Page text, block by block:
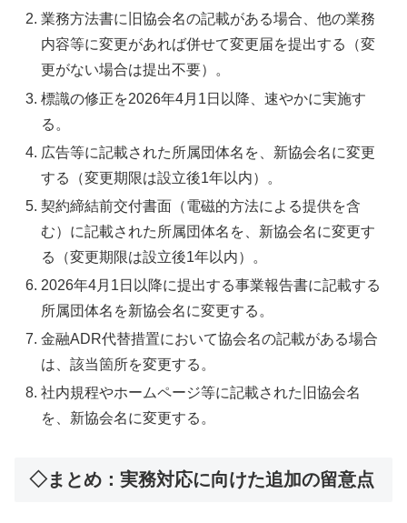
業務方法書に旧協会名の記載がある場合、他の業務
内容等に変更があれば併せて変更届を提出する（変
更がない場合は提出不要）。
標識の修正を2026年4月1日以降、速やかに実施す
る。
広告等に記載された所属団体名を、新協会名に変更
する（変更期限は設立後1年以内）。
契約締結前交付書面（電磁的方法による提供を含
む）に記載された所属団体名を、新協会名に変更す
る（変更期限は設立後1年以内）。
2026年4月1日以降に提出する事業報告書に記載する
所属団体名を新協会名に変更する。
金融ADR代替措置において協会名の記載がある場合
は、該当箇所を変更する。
社内規程やホームページ等に記載された旧協会名
を、新協会名に変更する。
◇まとめ：実務対応に向けた追加の留意点